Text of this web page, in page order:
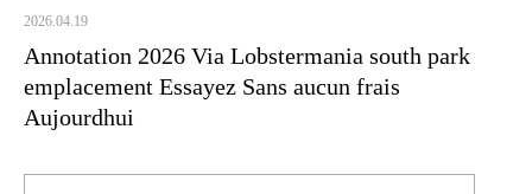
2026.04.19
Annotation 2026 Via Lobstermania south park
emplacement Essayez Sans aucun frais
Aujourdhui